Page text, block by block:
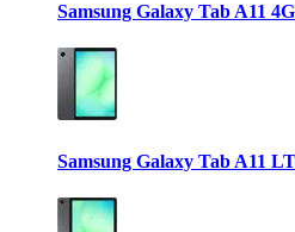
Samsung Galaxy Tab A11
Samsung Galaxy Tab A11